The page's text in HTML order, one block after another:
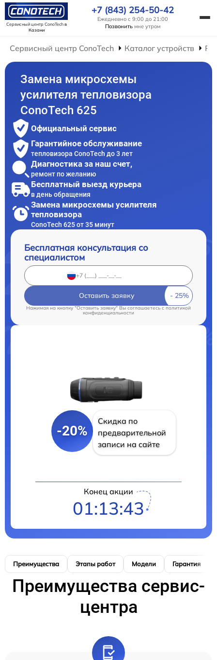
Сервисный центр ConoTechв
Казани
+7 (843) 254-50-42
Ежедневно с 9:00 до 21:00
Позвонить мне утром
Сервисный центр ConoTech Каталог устройств
Замена микросхемы
усилителя тепловизора
ConoTech 625
Официальный сервис
Гарантийное обслуживание
тепловизора ConoTech до 3 лет
Диагностика за наш счет,
ремонт по желанию
Бесплатный выезд курьера
в день обращения
Замена микросхемы усилителя
тепловизора
ConoTech 625 от 35 минут
Бесплатная консультация со
специалистом
Оставить заявку
Нажимая на кнопку "Оставить заявку" Вы соглашаетесь cполитикой
конфиденциальности
-20%
Скидка по
предварительной
записи на сайте
Конец акции
01:13:42
Преимущества Этапы работ Модели Гарантия
Преимущества сервис-
центра